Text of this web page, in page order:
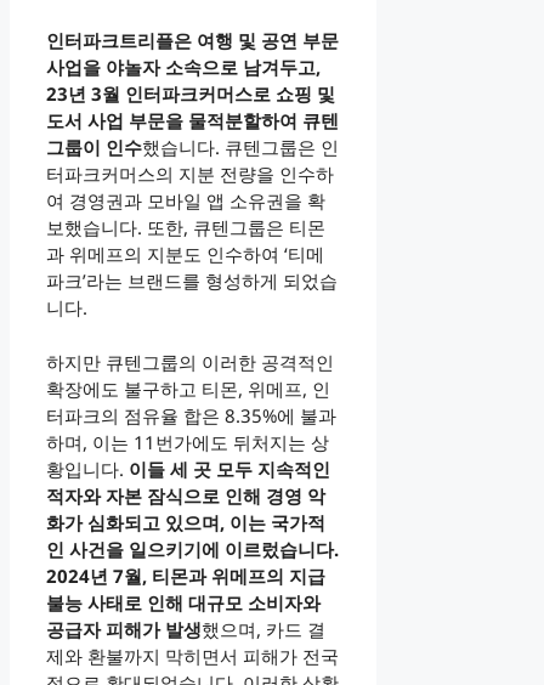
인터파크트리플은 여행 및 공연 부문
사업을 야놀자 소속으로 남겨두고,
23년 3월 인터파크커머스로 쇼핑 및
도서 사업 부문을 물적분할하여 큐텐
그룹이 인수했습니다. 큐텐그룹은 인
터파크커머스의 지분 전량을 인수하
여 경영권과 모바일 앱 소유권을 확
보했습니다. 또한, 큐텐그룹은 티몬
과 위메프의 지분도 인수하여 ‘티메
파크’라는 브랜드를 형성하게 되었습
니다.
하지만 큐텐그룹의 이러한 공격적인
확장에도 불구하고 티몬, 위메프, 인
터파크의 점유율 합은 8.35%에 불과
하며, 이는 11번가에도 뒤처지는 상
황입니다. 이들 세 곳 모두 지속적인
적자와 자본 잠식으로 인해 경영 악
화가 심화되고 있으며, 이는 국가적
인 사건을 일으키기에 이르렀습니다.
2024년 7월, 티몬과 위메프의 지급
불능 사태로 인해 대규모 소비자와
공급자 피해가 발생했으며, 카드 결
제와 환불까지 막히면서 피해가 전국